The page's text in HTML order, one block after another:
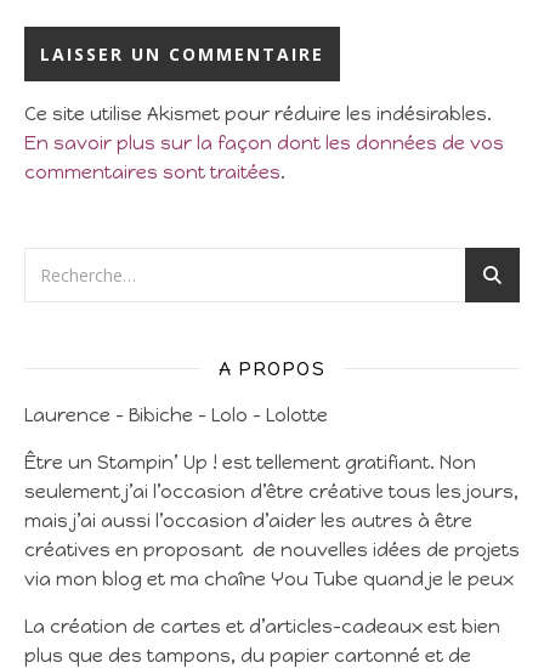
Ce site utilise Akismet pour réduire les indésirables.
En savoir plus sur la façon dont les données de vos
commentaires sont traitées.
A PROPOS
Laurence – Bibiche – Lolo – Lolotte
Être un Stampin’ Up ! est tellement gratifiant. Non
seulement j’ai l’occasion d’être créative tous les jours,
mais j’ai aussi l’occasion d’aider les autres à être
créatives en proposant de nouvelles idées de projets
via mon blog et ma chaîne You Tube quand je le peux
La création de cartes et d’articles-cadeaux est bien
plus que des tampons, du papier cartonné et de